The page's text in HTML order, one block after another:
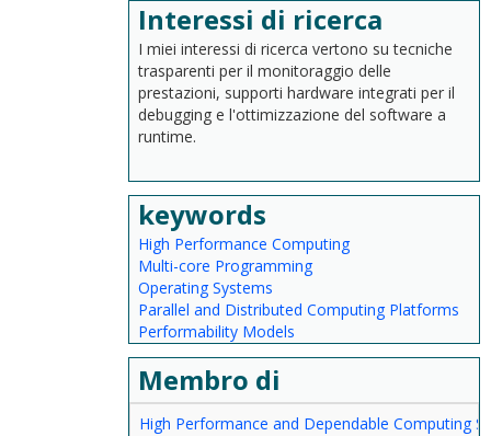
Interessi di ricerca
I miei interessi di ricerca vertono su tecniche
trasparenti per il monitoraggio delle
prestazioni, supporti hardware integrati per il
debugging e l'ottimizzazione del software a
runtime.
keywords
High Performance Computing
Multi-core Programming
Operating Systems
Parallel and Distributed Computing Platforms
Performability Models
Membro di
High Performance and Dependable Computing